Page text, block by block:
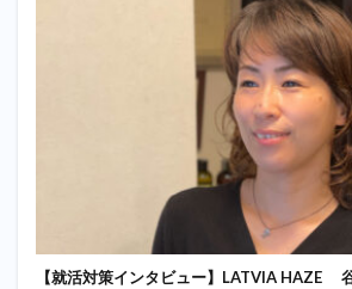
【就活対策インタビュー】LATVIA HAZE